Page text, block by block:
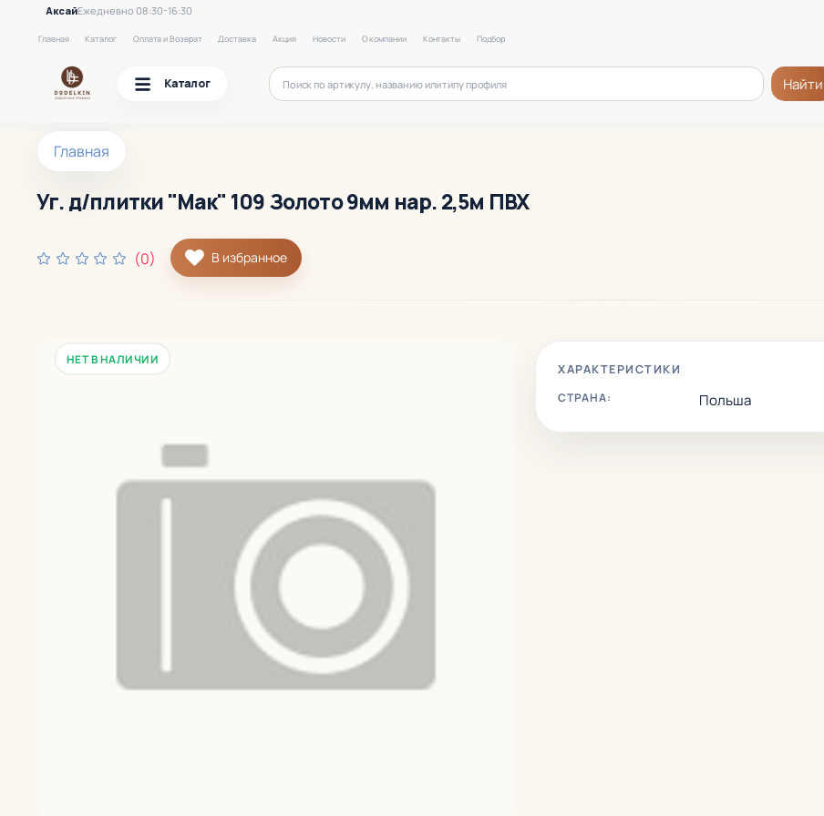
АксайЕжедневно 08:30-16:30
Главная Каталог Оплата и Возврат Доставка Акция Новости О компании Контакты Подбор
Каталог Найти
Главная
Уг. д/плитки "Мак" 109 Золото 9мм нар. 2,5м ПВХ
(0) В избранное
НЕТ В НАЛИЧИИ
ХАРАКТЕРИСТИКИ
СТРАНА:
Польша